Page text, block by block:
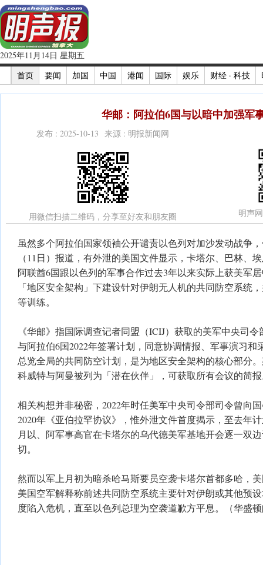
2025年11月14日 星期五
首页
要闻 加国 中国 港闻 国际 娱乐 财经 · 科技
华邮：阿拉伯6国与以暗中加强军
发布 : 2025-10-13 来源 : 明报新闻网
用微信扫描二维码，分享至好友和朋友圈 明声
虽然多个阿拉伯国家领袖公开谴责以色列对加沙发动战争
（11日）报道，有外泄的美国文件显示，卡塔尔、巴林、
阿联酋6国跟以色列的军事合作过去3年以来实际上获美军
「地区安全架构」下建设针对伊朗无人机的共同防空系统
等训练。
《华邮》指国际调查记者同盟（ICIJ）获取的美军中央司
与阿拉伯6国2022年签署计划，同意协调情报、军事演习和
总览全局的共同防空计划，是为地区安全架构的核心部分
科威特与阿曼被列为「潜在伙伴」，可获取所有会议的简
相关构想并非秘密，2022年时任美军中央司令部司令曾向
2020年《亚伯拉罕协议》，惟外泄文件首度揭示，至去年
月以、阿军事高官在卡塔尔的乌代德美军基地开会逐一双
切。
然而以军上月初为暗杀哈马斯要员空袭卡塔尔首都多哈，
美国空军解释称前述共同防空系统主要针对伊朗或其他预
度陷入危机，直至以色列总理为空袭道歉方平息。（华盛